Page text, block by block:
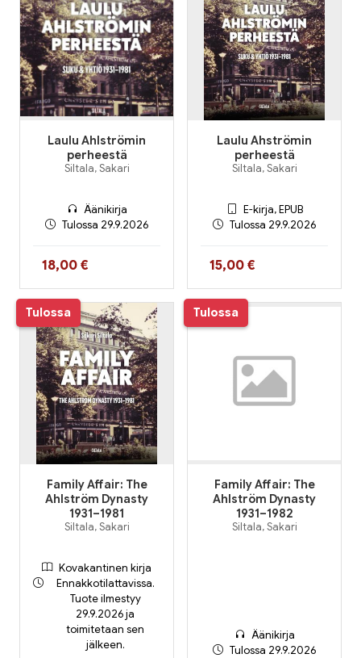
Laulu Ahlströmin
perheestä
Siltala, Sakari
Äänikirja
Tulossa 29.9.2026
Hinta nyt
18,00 €
Laulu Ahströmin
perheestä
Siltala, Sakari
E-kirja, EPUB
Tulossa 29.9.2026
Hinta nyt
15,00 €
Tulossa
Family Affair: The
Ahlström Dynasty
1931–1981
Siltala, Sakari
Kovakantinen kirja
Ennakkotilattavissa.
Tuote ilmestyy
29.9.2026 ja
toimitetaan sen
jälkeen.
Tulossa
Family Affair: The
Ahlström Dynasty
1931–1982
Siltala, Sakari
Äänikirja
Tulossa 29.9.2026